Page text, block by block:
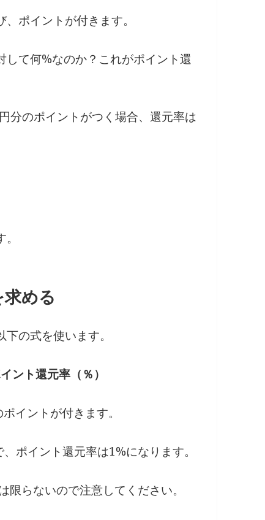
ポイントが付きます。
て何%なのか？これがポイント還
分のポイントがつく場合、還元率は
める
の式を使います。
ント還元率（％）
イントが付きます。
ポイント還元率は1%になります。
らないので注意してください。